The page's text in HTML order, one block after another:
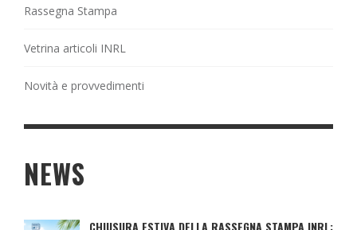
Rassegna Stampa
Vetrina articoli INRL
Novità e provvedimenti
NEWS
CHIUSURA ESTIVA DELLA RASSEGNA STAMPA INRL: